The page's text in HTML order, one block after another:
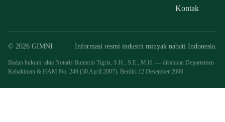
Kontak
© 2026 GIMNI Informasi resmi industri minyak nabati Indonesia.
Badan hukum: akta Notaris Buntario Tigris, S.H., S.E., M.H. — disahkan Departemen
Kehakiman & HAM No. 249 (30 April 2007). Berdiri 12 Desember 2006.